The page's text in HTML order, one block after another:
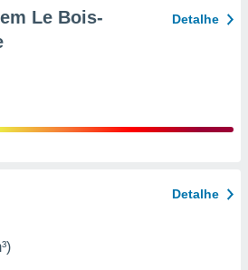
Le Bois-
Detalhe
Detalhe